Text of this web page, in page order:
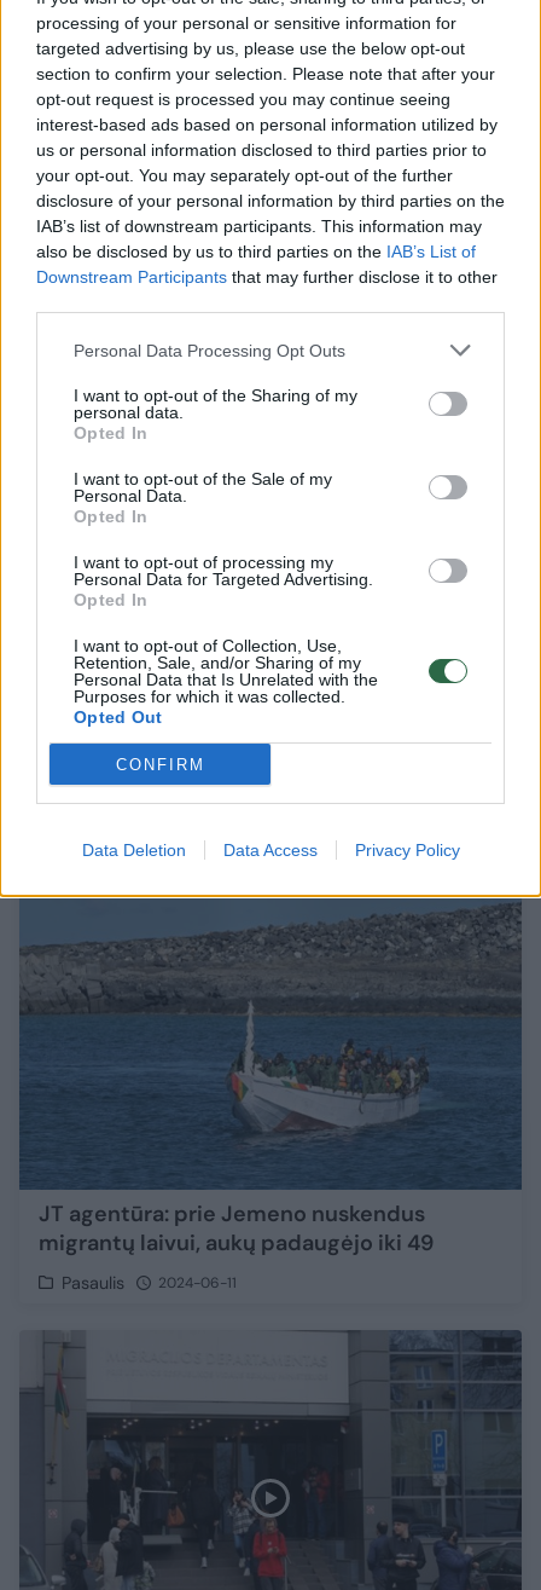
processing of your personal or sensitive information for
targeted advertising by us, please use the below opt-out
section to confirm your selection. Please note that after your
opt-out request is processed you may continue seeing
interest-based ads based on personal information utilized by
us or personal information disclosed to third parties prior to
your opt-out. You may separately opt-out of the further
disclosure of your personal information by third parties on the
IAB’s list of downstream participants. This information may
also be disclosed by us to third parties on the IAB’s List of
Downstream Participants that may further disclose it to other
Personal Data Processing Opt Outs
I want to opt-out of the Sharing of my
personal data.
Opted In
I want to opt-out of the Sale of my
Personal Data.
Opted In
I want to opt-out of processing my
Personal Data for Targeted Advertising.
Opted In
I want to opt-out of Collection, Use,
Retention, Sale, and/or Sharing of my
Personal Data that Is Unrelated with the
Purposes for which it was collected.
Opted Out
CONFIRM
Data Deletion Data Access Privacy Policy
Skatina teikti paraiškas verslo subsidijoms
gauti: štai, kas gali į jas pretenduoti
Verslas 2024-10-02
IOM Lietuva skyrė 152 tūkst. eurų
ukrainiečiams ir padengė dalį nuomos
mokesčio
Lietuvos diena 2024-06-20
JT agentūra: prie Jemeno nuskendus
migrantų laivui, aukų padaugėjo iki 49
Pasaulis 2024-06-11